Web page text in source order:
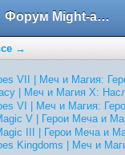
Форум Might-and-Magic.ru
→
VII | Меч и Магия:
| Меч и Магия X:
VI | Меч и Магия:
V | Герои Меча и
III | Герои Меча и
Kingdoms | Меч и